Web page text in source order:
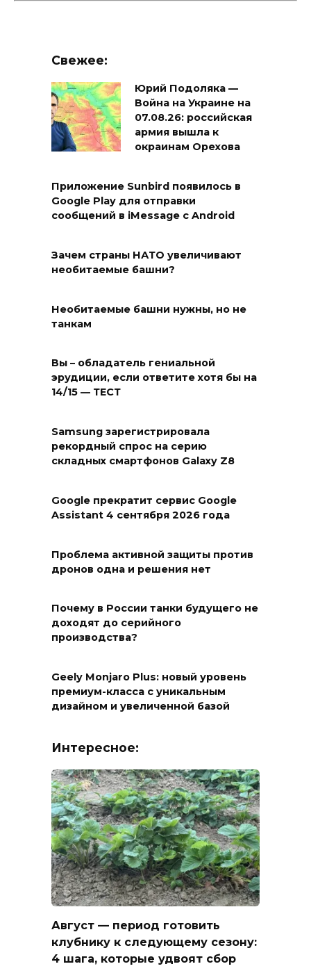
Свежее:
Юрий Подоляка —
Война на Украине на
07.08.26: российская
армия вышла к
окраинам Орехова
Приложение Sunbird появилось в
Google Play для отправки
сообщений в iMessage с Android
Зачем страны НАТО увеличивают
необитаемые башни?
Необитаемые башни нужны, но не
танкам
Вы – обладатель гениальной
эрудиции, если ответите хотя бы на
14/15 — ТЕСТ
Samsung зарегистрировала
рекордный спрос на серию
складных смартфонов Galaxy Z8
Google прекратит сервис Google
Assistant 4 сентября 2026 года
Проблема активной защиты против
дронов одна и решения нет
Почему в России танки будущего не
доходят до серийного
производства?
Geely Monjaro Plus: новый уровень
премиум-класса с уникальным
дизайном и увеличенной базой
Интересное:
Август — период готовить
клубнику к следующему сезону:
4 шага, которые удвоят сбор